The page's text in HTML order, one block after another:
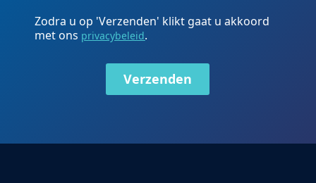
Zodra u op 'Verzenden' klikt gaat u akkoord
met ons privacybeleid.
Verzenden